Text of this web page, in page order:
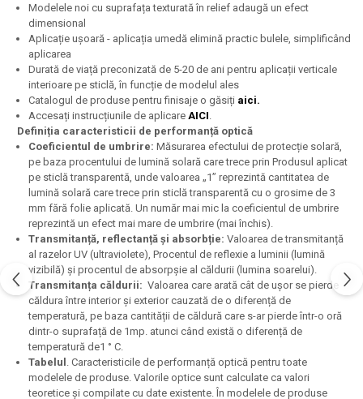
Modelele noi cu suprafața texturată în relief adaugă un efect
dimensional
Aplicație ușoară - aplicația umedă elimină practic bulele, simplificând
aplicarea
Durată de viață preconizată de 5-20 de ani pentru aplicații verticale
interioare pe sticlă, în funcție de modelul ales
Catalogul de produse pentru finisaje o găsiți aici.
Accesați instrucțiunile de aplicare AICI
Definiția caracteristicii de performanță optică
Coeficientul de umbrire: Măsurarea efectului de protecție solară,
pe baza procentului de lumină solară care trece prin Produsul aplicat
pe sticlă transparentă, unde valoarea „1” reprezintă cantitatea de
lumină solară care trece prin sticlă transparentă cu o grosime de 3
mm fără folie aplicată. Un număr mai mic la coeficientul de umbrire
reprezintă un efect mai mare de umbrire (mai închis).
Transmitanță, reflectanță și absorbție: Valoarea de transmitanță
al razelor UV (ultraviolete), Procentul de reflexie a luminii (lumină
vizibilă) și procentul de absorpșie al căldurii (lumina soarelui).
Transmitanța căldurii: Valoarea care arată cât de ușor se pierde
căldura între interior și exterior cauzată de o diferență de
temperatură, pe baza cantității de căldură care s-ar pierde într-o oră
dintr-o suprafață de 1mp. atunci când există o diferență de
temperatură de1 ° C.
Tabelul
. Caracteristicile de performanță optică pentru toate
modelele de produse. Valorile optice sunt calculate ca valori
teoretice și compilate cu date existente. În modelele de produse